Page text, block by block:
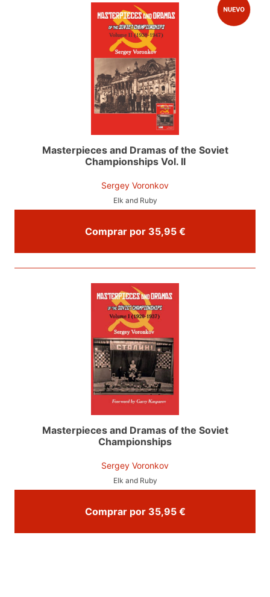
Masterpieces and Dramas of the Soviet
Championships Vol. II
Sergey Voronkov
Elk and Ruby
Comprar por 35,95 €
Masterpieces and Dramas of the Soviet
Championships
Sergey Voronkov
Elk and Ruby
Comprar por 35,95 €